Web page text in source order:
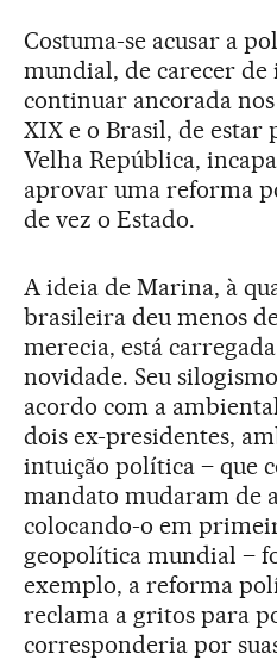
Costuma-se acusar a
mundial, de carecer de
continuar ancorada nos
XIX e o Brasil, de estar
Velha República,
aprovar uma reforma
de vez o Estado.
A ideia de Marina, à
brasileira deu menos
merecia, está
novidade. Seu
acordo com a
dois ex-presidentes,
intuição política – que
mandato mudaram de
colocando-o em
geopolítica mundial –
exemplo, a reforma
reclama a gritos para
corresponderia por